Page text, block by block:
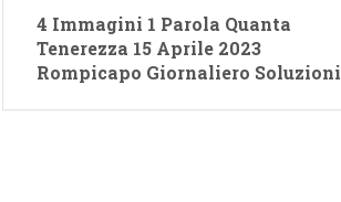
4 Immagini 1 Parola Quanta
Tenerezza 15 Aprile 2023
Rompicapo Giornaliero Soluzioni